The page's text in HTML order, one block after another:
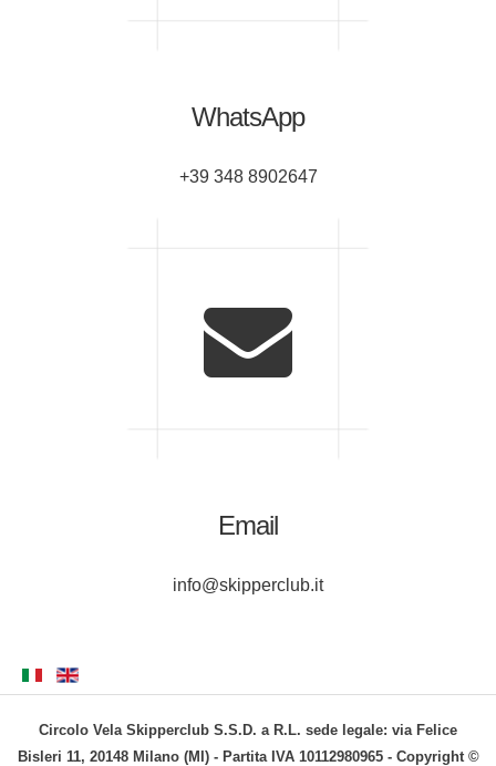
WhatsApp
+39 348 8902647
Email
info@skipperclub.it
Circolo Vela Skipperclub S.S.D. a R.L. sede legale: via Felice
Bisleri 11, 20148 Milano (MI) - Partita IVA 10112980965 - Copyright ©